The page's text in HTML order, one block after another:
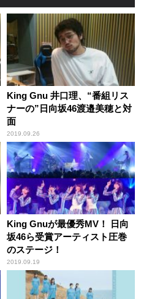
King Gnu 井口理、“番組リス
ナーの”日向坂46渡邉美穂と対
面
2019.09.26
King Gnuが最優秀MV！ 日向
坂46ら受賞アーティスト圧巻
のステージ！
2019.09.19